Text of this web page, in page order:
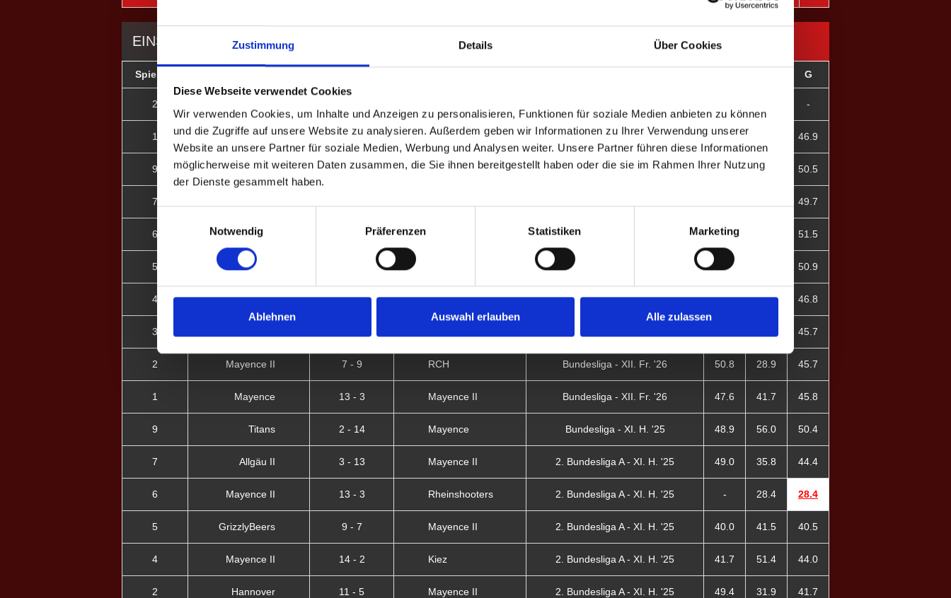
Zustimmung Details Über Cookies
Diese Webseite verwendet Cookies
Wir verwenden Cookies, um Inhalte und Anzeigen zu personalisieren, Funktionen für soziale Medien anbieten zu können
und die Zugriffe auf unsere Website zu analysieren. Außerdem geben wir Informationen zu Ihrer Verwendung unserer
Website an unsere Partner für soziale Medien, Werbung und Analysen weiter. Unsere Partner führen diese Informationen
möglicherweise mit weiteren Daten zusammen, die Sie ihnen bereitgestellt haben oder die sie im Rahmen Ihrer Nutzung
der Dienste gesammelt haben.
Notwendig
Präferenzen Statistiken Marketing
Ablehnen Auswahl erlauben Alle zulassen
EINSÄTZE: 40
Spieltag G
2 -
1 Köln 8 - 8 Mayence Bundesliga - XIII. H. '26 47.0 46.9
9 Mayence II 4 - 12 Dortmund Bundesliga - XII. Fr. '26 46.5 57.9 50.5
7 49.7
6 Mayence II Bundesliga - XII. Fr. '26 50.8 51.5
5 Allgäu Bundesliga - XII. Fr. '26 51.5 50.9
4 Mayence II 8 - 8 Köln Bundesliga - XII. Fr. '26 47.0 46.3 46.8
3 45.7
2 Mayence II 7 - 9 RCH Bundesliga - XII. Fr. '26 50.8 28.9 45.7
1 Mayence 13 - 3 Mayence II Bundesliga - XII. Fr. '26 47.6 41.7 45.8
9 Titans 2 - 14 Mayence Bundesliga - XI. H. '25 48.9 56.0 50.4
7 Allgäu II 3 - 13 Mayence II 2. Bundesliga A - XI. H. '25 49.0 35.8 44.4
6 Mayence II 13 - 3 Rheinshooters 2. Bundesliga A - XI. H. '25 - 28.4 28.4
5 GrizzlyBeers 9 - 7 Mayence II 2. Bundesliga A - XI. H. '25 40.0 41.5 40.5
4 Mayence II 14 - 2 Kiez 2. Bundesliga A - XI. H. '25 41.7 51.4 44.0
2 Hannover 11 - 5 Mayence II 2. Bundesliga A - XI. H. '25 49.4 31.9 41.7